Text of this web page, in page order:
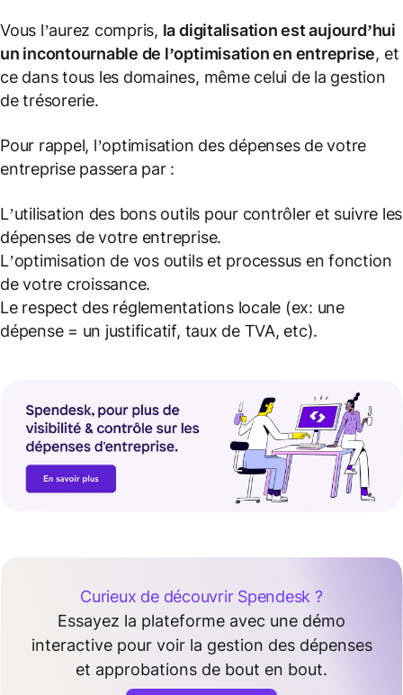
Vous l’aurez compris, la digitalisation est aujourd’hui
un incontournable de l’optimisation en entreprise, et
ce dans tous les domaines, même celui de la gestion
de trésorerie.
Pour rappel, l’optimisation des dépenses de votre
entreprise passera par :
L’utilisation des bons outils pour contrôler et suivre les
dépenses de votre entreprise.
L’optimisation de vos outils et processus en fonction
de votre croissance.
Le respect des réglementations locale (ex: une
dépense = un justificatif, taux de TVA, etc).
Curieux de découvrir Spendesk ?
Essayez la plateforme avec une démo
interactive pour voir la gestion des dépenses
et approbations de bout en bout.